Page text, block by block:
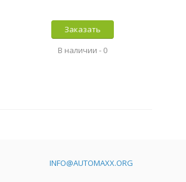
Заказать
В наличии - 0
INFO@AUTOMAXX.ORG